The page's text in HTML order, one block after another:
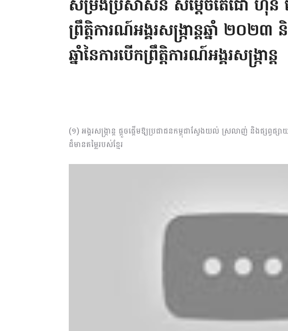
សម្រង់ប្រសាសន៍ សម្តេចតេជោ ហ៊ុន
ព្រឹត្តិការណ៍អង្គរសង្ក្រាន្តឆ្នាំ ២០
ឆ្នាំនៃការបើកព្រឹត្តិការណ៍អង្គរសង្ក្រាន្ត
(១) អង្គរសង្រ្កាន្ត ផ្ដួចផ្ដើមឱ្យប្រជាជនកម្ពុជាស្វែងយល់ ស្រលាញ់ និងផ្ស
ដ៏មានតម្លៃរបស់ខ្មែរ